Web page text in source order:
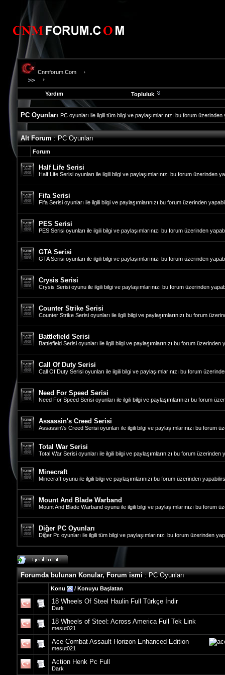
Cnmforum.Com
Yardım Topluluk
PC Oyunları PC oyunları ile ilgili tüm bilgi ve paylaşımlarınızı bu forum
evooli
fethiye
escort
gaziantep
escort
gaziantep
escort
Alt Forum: PC Oyunları
Forum
Half Life Serisi
Half Life Serisi oyunları ile ilgili bilgi ve paylaşımlarınızı bu forum üzerinden
Fifa Serisi
Fifa Serisi oyunları ile ilgili bilgi ve paylaşımlarınızı bu forum üzerinden
PES Serisi
PES Serisi oyunları ile ilgili bilgi ve paylaşımlarınızı bu forum üzerinden
GTA Serisi
GTA Serisi oyunları ile ilgili bilgi ve paylaşımlarınızı bu forum üzerinden
Crysis Serisi
Crysis Serisi oyunu ile ilgili bilgi ve paylaşımlarınızı bu forum üzerinden
Counter Strike Serisi
Counter Strike Serisi oyunları ile ilgili bilgi ve paylaşımlarınızı bu forum
Battlefield Serisi
Battlefield Serisi oyunları ile ilgili bilgi ve paylaşımlarınızı bu forum üzerinden
Call Of Duty Serisi
Call Of Duty Serisi oyunları ile ilgili bilgi ve paylaşımlarınızı bu forum
Need For Speed Serisi
Need For Speed Serisi oyunları ile ilgili bilgi ve paylaşımlarınızı bu forum
Assassin's Creed Serisi
Assassin\'s Creed Serisi oyunları ile ilgili bilgi ve paylaşımlarınızı bu forum
Total War Serisi
Total War Serisi oyunları ile ilgili bilgi ve paylaşımlarınızı bu forum üzerinden
Minecraft
Minecraft oyunu ile ilgili bilgi ve paylaşımlarınızı bu forum üzerinden
Mount And Blade Warband
Mount And Blade Warband oyunu ile ilgili bilgi ve paylaşımlarınızı bu forum
Diğer PC Oyunları
Diğer Pc oyunları ile ilgili tüm bilgi ve paylaşımlarınızı bu forum üzerinden
Forumda bulunan Konular, Forum ismi: PC Oyunları
Konu / Konuyu Başlatan
18 Wheels Of Steel Haulin Full Türkçe İndir
Dark
18 Wheels of Steel: Across America Full Tek Link
mesut021
Ace Combat Assault Horizon Enhanced Edition
mesut021
Action Henk Pc Full
Dark